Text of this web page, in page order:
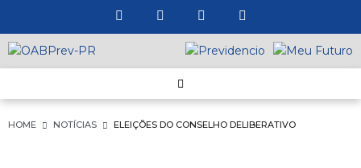
HOME NOTÍCIAS ELEIÇÕES DO CONSELHO DELIBERATIVO